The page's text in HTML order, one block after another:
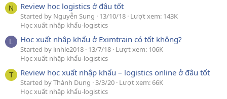
N Review học logistics ở đâu tốt
Started by Nguyễn Sung 13/10/18 Lượt xem: 143K
Học xuất nhập khẩu-logistics
L Học xuất nhập khẩu ở Eximtrain có tốt không?
Started by linhle2018 13/7/18 Lượt xem: 106K
Học xuất nhập khẩu-logistics
T Review học xuất nhập khẩu – logistics online ở đâu tốt
Started by Thành Dung 3/3/20 Lượt xem: 66K
Học xuất nhập khẩu-logistics